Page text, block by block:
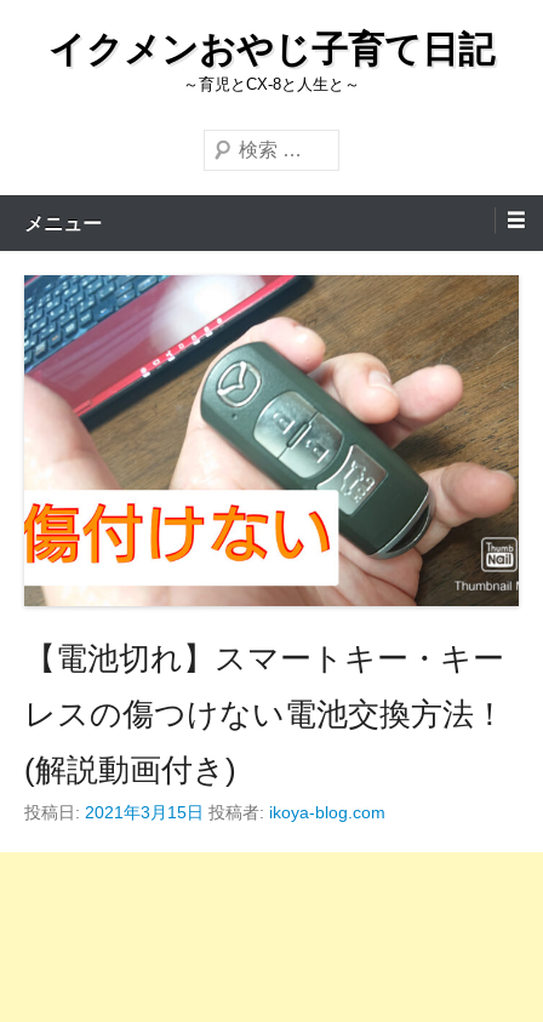
キ
イクメンおやじ子育て日記
～育児とCX-8と人生と～
検
索
メニュー
【電池切れ】スマートキー・キー
レスの傷つけない電池交換方法！
(解説動画付き)
投稿日: 2021年3月15日 投稿者: ikoya-blog.com